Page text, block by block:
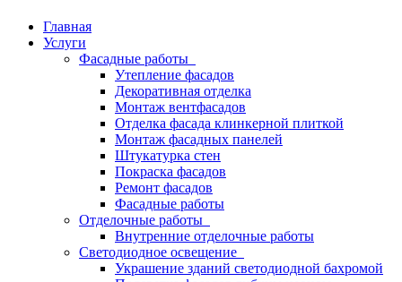
Главная
Услуги
Фасадные работы
Утепление фасадов
Декоративная отделка
Монтаж вентфасадов
Отделка фасада клинкерной плиткой
Монтаж фасадных панелей
Штукатурка стен
Покраска фасадов
Ремонт фасадов
Фасадные работы
Отделочные работы
Внутренние отделочные работы
Светодиодное освещение
Украшение зданий светодиодной бахромой